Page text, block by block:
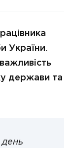
України.
держави та
день